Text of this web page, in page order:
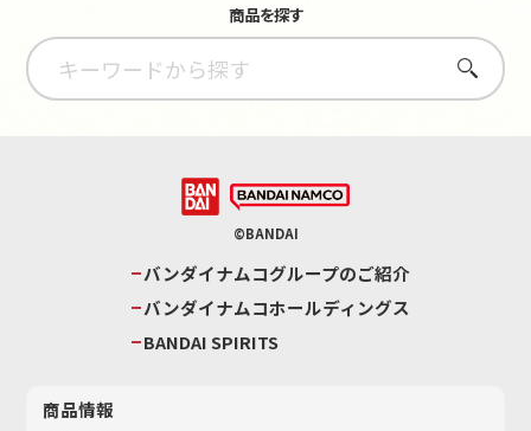
商品を探す
さがす
©BANDAI
バンダイナムコグループのご紹介
バンダイナムコホールディングス
BANDAI SPIRITS
商品情報